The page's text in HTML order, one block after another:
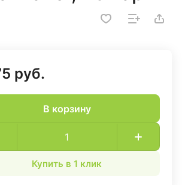
руб.
В корзину
Купить в 1 клик